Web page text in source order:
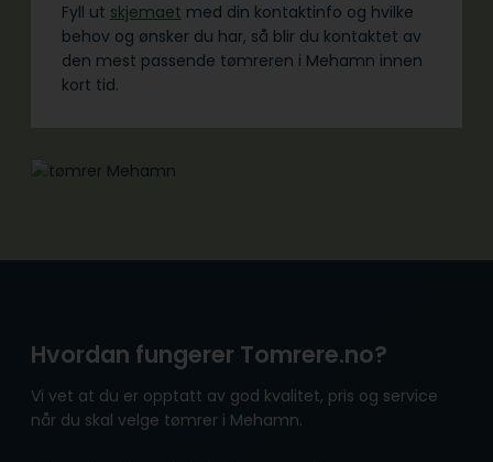
Fyll ut skjemaet med din kontaktinfo og hvilke
behov og ønsker du har, så blir du kontaktet av
den mest passende tømreren i Mehamn innen
kort tid.
Hvordan fungerer Tomrere.no?
Vi vet at du er opptatt av god kvalitet, pris og service
når du skal velge tømrer i Mehamn.